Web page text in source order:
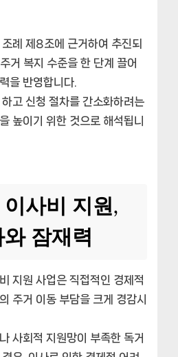
례 제8조에 근거하여 추진되
거 복지 수준을 한 단계 끌어
을 반영합니다.
고 신청 절차를 간소화하려는
높이기 위한 것으로 해석됩니
사비 지원,
잠재력
지원 사업은 직접적인 경제적
주거 이동 부담을 크게 경감시
사회적 지원망이 부족한 독거